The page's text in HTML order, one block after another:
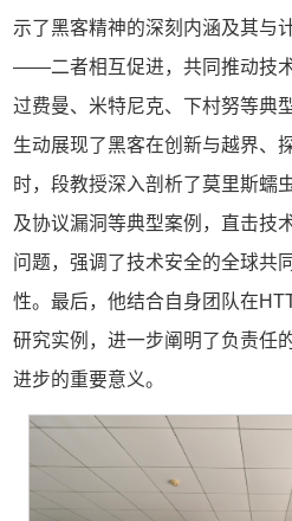
示了黑客精神的深刻内涵及其与
——二者相互促进，共同推动技
过费曼、米特尼克、下村努等典
生动展现了黑客在创新与越界、
时，段教授深入剖析了莫里斯蠕
及协议漏洞等典型案例，直击技
问题，强调了技术安全的全球共
性。最后，他结合自身团队在
研究实例，进一步阐明了负责任
进步的重要意义。